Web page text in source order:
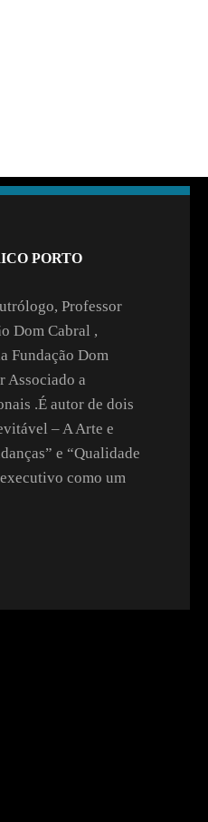
PORTO
Professor
Dom Cabral ,
Fundação Dom
Associado a
.É autor de dois
– A Arte e
e “Qualidade
como um